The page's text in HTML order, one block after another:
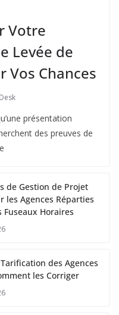
Votre
Levée de
Vos Chances
présentation
des preuves de
de Gestion de Projet
les Agences Réparties
Horaires
des Agences
les Corriger